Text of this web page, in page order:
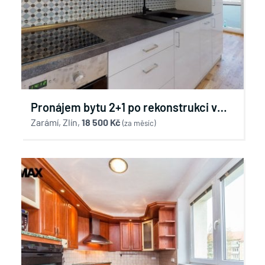
Pronájem bytu 2+1 po rekonstrukci v
centru města
Zarámí, Zlín, 18 500 Kč (za měsíc)